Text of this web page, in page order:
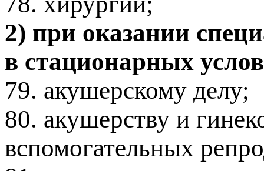
2) при оказании
в стационарных
79. акушерскому делу;
80. акушерству и
вспомогательных